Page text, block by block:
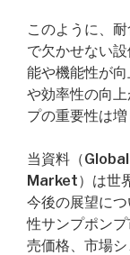
このように、
で欠かせない
能や機能性が
や効率性の向
プの重要性は増
当資料（
Market）は世
今後の展望に
性サンプポン
売価格、市場